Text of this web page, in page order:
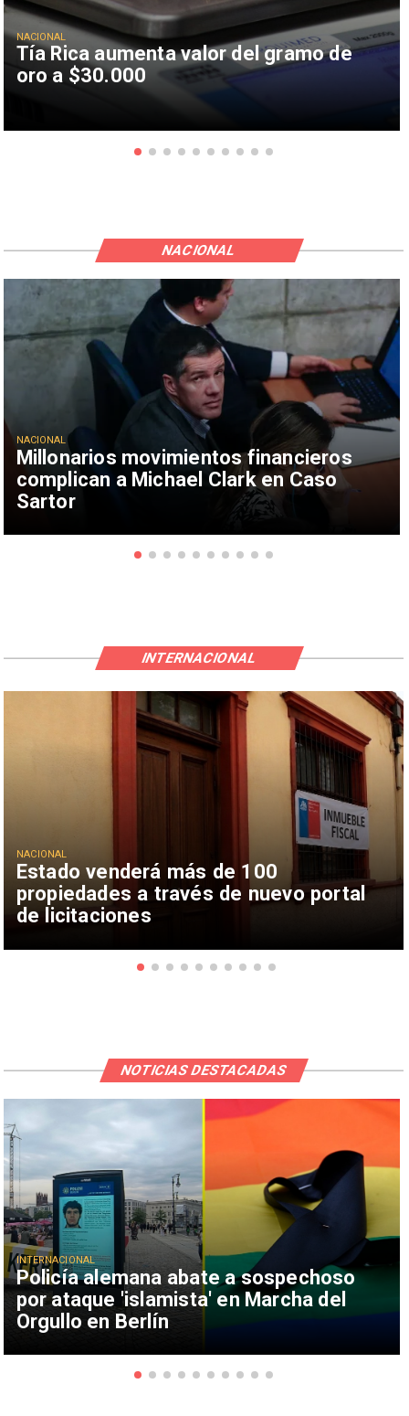
Tía Rica aumenta valor del gramo de
oro a $30.000
NACIONAL
Millonarios movimientos financieros
complican a Michael Clark en Caso
Sartor
NACIONAL
NACIONAL
Estado venderá más de 100
propiedades a través de nuevo portal
de licitaciones
NACIONAL
INTERNACIONAL
Policía alemana abate a sospechoso
por ataque 'islamista' en Marcha del
Orgullo en Berlín
INTERNACIONAL
NOTICIAS DESTACADAS